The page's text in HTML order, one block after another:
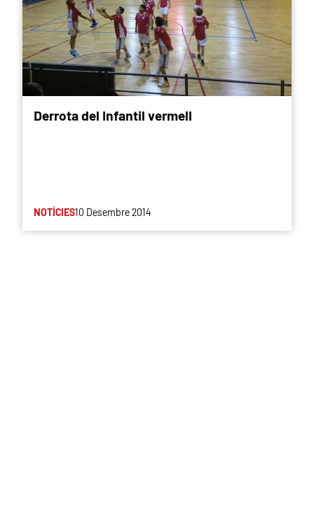
Derrota del Infantil vermell
NOTÍCIES10 Desembre 2014